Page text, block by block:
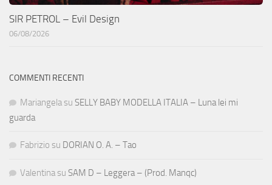
SIR PETROL – Evil Design
06/08/2026
COMMENTI RECENTI
Mariangela su SELLY BABY MODELLA ITALIA – Luna lei mi
guarda
Fabrizio su DORIAN O. A. – Tao
Valentina su SAM D – Leggera – (Prod. Manqc)